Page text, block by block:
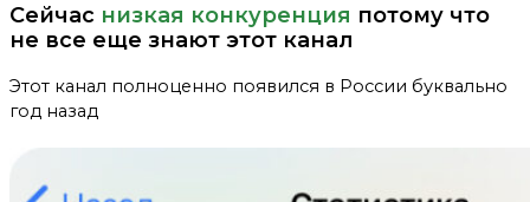
Сейчас низкая конкуренция потому что
не все еще знают этот канал
Этот канал полноценно появился в России буквально
год назад